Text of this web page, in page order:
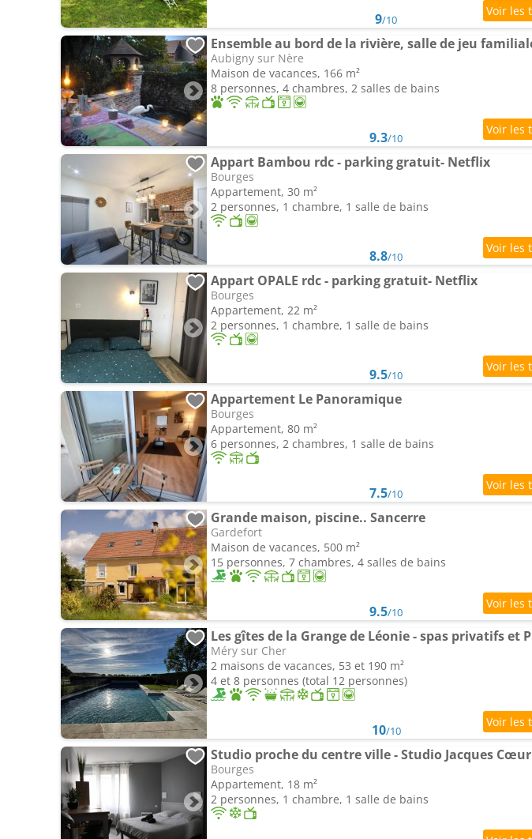
9/10
Aubigny sur Nère
Maison de vacances, 166 m²
8 personnes, 4 chambres, 2 salles de bains
9.3/10
Appart Bambou rdc - parking gratuit- Netflix
Bourges
Appartement, 30 m²
2 personnes, 1 chambre, 1 salle de bains
8.8/10
Appart OPALE rdc - parking gratuit- Netflix
Bourges
Appartement, 22 m²
2 personnes, 1 chambre, 1 salle de bains
9.5/10
Appartement Le Panoramique
Bourges
Appartement, 80 m²
6 personnes, 2 chambres, 1 salle de bains
7.5/10
Grande maison, piscine.. Sancerre
Gardefort
Maison de vacances, 500 m²
15 personnes, 7 chambres, 4 salles de bains
9.5/10
Méry sur Cher
2 maisons de vacances, 53 et 190 m²
4 et 8 personnes (total 12 personnes)
10/10
Studio proche du centre ville - Studio Jacques Cœur
Bourges
Appartement, 18 m²
2 personnes, 1 chambre, 1 salle de bains